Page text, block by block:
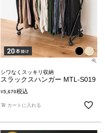
シワなくスッキリ収納
スラックスハンガー MTL-S019
¥5,670税込
カートに入れる